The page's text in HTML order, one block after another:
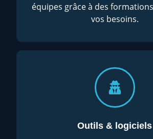
équipes grâce à des
vos besoins.
Outils & logiciels